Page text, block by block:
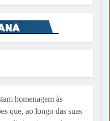
homenagem às
que, ao longo das suas